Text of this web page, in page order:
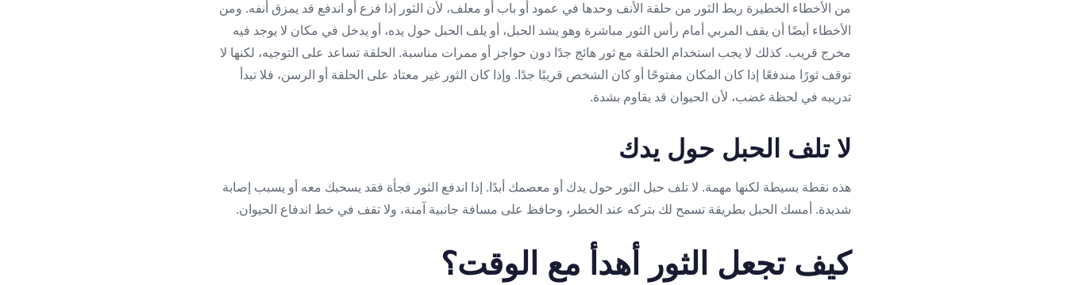
من الأخطاء الخطيرة ربط الثور من حلقة الأنف وحدها في عمود أو باب أو معلف، لأن الثور إذا فزع أو اندفع قد يمزق أنفه. ومن
الأخطاء أيضًا أن يقف المربي أمام رأس الثور مباشرة وهو يشد الحبل، أو يلف الحبل حول يده، أو يدخل في مكان لا يوجد فيه
مخرج قريب. كذلك لا يجب استخدام الحلقة مع ثور هائج جدًا دون حواجز أو ممرات مناسبة. الحلقة تساعد على التوجيه، لكنها لا
توقف ثورًا مندفعًا إذا كان المكان مفتوحًا أو كان الشخص قريبًا جدًا. وإذا كان الثور غير معتاد على الحلقة أو الرسن، فلا تبدأ
تدريبه في لحظة غضب، لأن الحيوان قد يقاوم بشدة.
لا تلف الحبل حول يدك
هذه نقطة بسيطة لكنها مهمة. لا تلف حبل الثور حول يدك أو معصمك أبدًا. إذا اندفع الثور فجأة فقد يسحبك معه أو يسبب إصابة
شديدة. أمسك الحبل بطريقة تسمح لك بتركه عند الخطر، وحافظ على مسافة جانبية آمنة، ولا تقف في خط اندفاع الحيوان.
كيف تجعل الثور أهدأ مع الوقت؟